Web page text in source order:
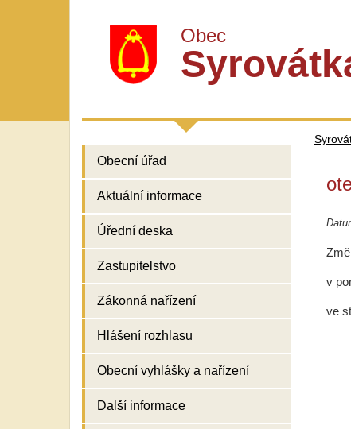
Obec
Obecní úřad
Aktuální informace
Úřední deska
Zastupitelstvo
Zákonná nařízení
Hlášení rozhlasu
Obecní vyhlášky a nařízení
Další informace
v
ve